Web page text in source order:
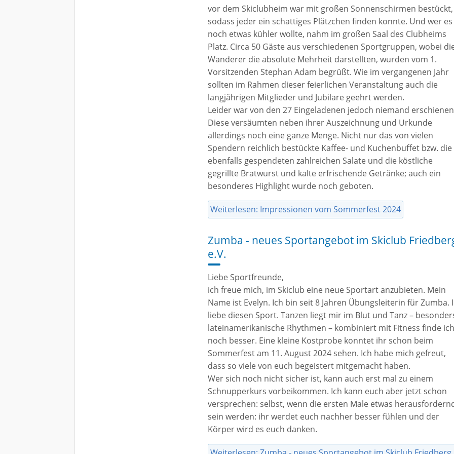
vor dem Skiclubheim war mit großen Sonnenschirmen bestückt,
sodass jeder ein schattiges Plätzchen finden konnte. Und wer es
noch etwas kühler wollte, nahm im großen Saal des Clubheims
Platz. Circa 50 Gäste aus verschiedenen Sportgruppen, wobei
Wanderer die absolute Mehrheit darstellten, wurden vom 1.
Vorsitzenden Stephan Adam begrüßt. Wie im vergangenen Jahr
sollten im Rahmen dieser feierlichen Veranstaltung auch die
langjährigen Mitglieder und Jubilare geehrt werden.
Leider war von den 27 Eingeladenen jedoch niemand
Diese versäumten neben ihrer Auszeichnung und Urkunde
allerdings noch eine ganze Menge. Nicht nur das von vielen
Spendern reichlich bestückte Kaffee- und Kuchenbuffet bzw. die
ebenfalls gespendeten zahlreichen Salate und die köstliche
gegrillte Bratwurst und kalte erfrischende Getränke; auch ein
besonderes Highlight wurde noch geboten.
Weiterlesen: Impressionen vom Sommerfest 2024
Zumba - neues Sportangebot im Skiclub
e.V.
Liebe Sportfreunde,
ich freue mich, im Skiclub eine neue Sportart anzubieten. Mein
Name ist Evelyn. Ich bin seit 8 Jahren Übungsleiterin für Zumba.
liebe diesen Sport. Tanzen liegt mir im Blut und Tanz –
lateinamerikanische Rhythmen – kombiniert mit Fitness finde ich
noch besser. Eine kleine Kostprobe konntet ihr schon beim
Sommerfest am 11. August 2024 sehen. Ich habe mich gefreut,
dass so viele von euch begeistert mitgemacht haben.
Wer sich noch nicht sicher ist, kann auch erst mal zu einem
Schnupperkurs vorbeikommen. Ich kann euch aber jetzt schon
versprechen: selbst, wenn die ersten Male etwas
sein werden: ihr werdet euch nachher besser fühlen und der
Körper wird es euch danken.